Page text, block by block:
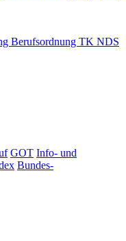
Berufsordnung TK NDS
GOT Info- und
Bundes-